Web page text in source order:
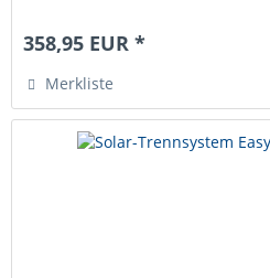
358,95 EUR *
Merkliste